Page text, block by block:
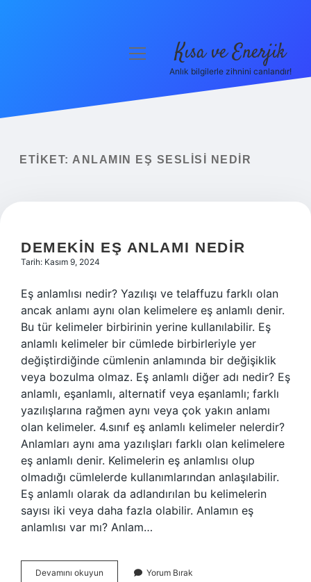
Yasal Uyarı
menüyü
Kısa ve Enerjik
Anlık bilgilerle zihnini canlandır!
ETIKET: ANLAMIN EŞ SESLISI NEDIR
DEMEKIN EŞ ANLAMI NEDIR
Tarih: Kasım 9, 2024
Eş anlamlısı nedir? Yazılışı ve telaffuzu farklı olan
ancak anlamı aynı olan kelimelere eş anlamlı denir.
Bu tür kelimeler birbirinin yerine kullanılabilir. Eş
anlamlı kelimeler bir cümlede birbirleriyle yer
değiştirdiğinde cümlenin anlamında bir değişiklik
veya bozulma olmaz. Eş anlamlı diğer adı nedir? Eş
anlamlı, eşanlamlı, alternatif veya eşanlamlı; farklı
yazılışlarına rağmen aynı veya çok yakın anlamı
olan kelimeler. 4.sınıf eş anlamlı kelimeler nelerdir?
Anlamları aynı ama yazılışları farklı olan kelimelere
eş anlamlı denir. Kelimelerin eş anlamlısı olup
olmadığı cümlelerde kullanımlarından anlaşılabilir.
Eş anlamlı olarak da adlandırılan bu kelimelerin
sayısı iki veya daha fazla olabilir. Anlamın eş
anlamlısı var mı? Anlam…
Devamını okuyun Demekin
Yorum Bırak